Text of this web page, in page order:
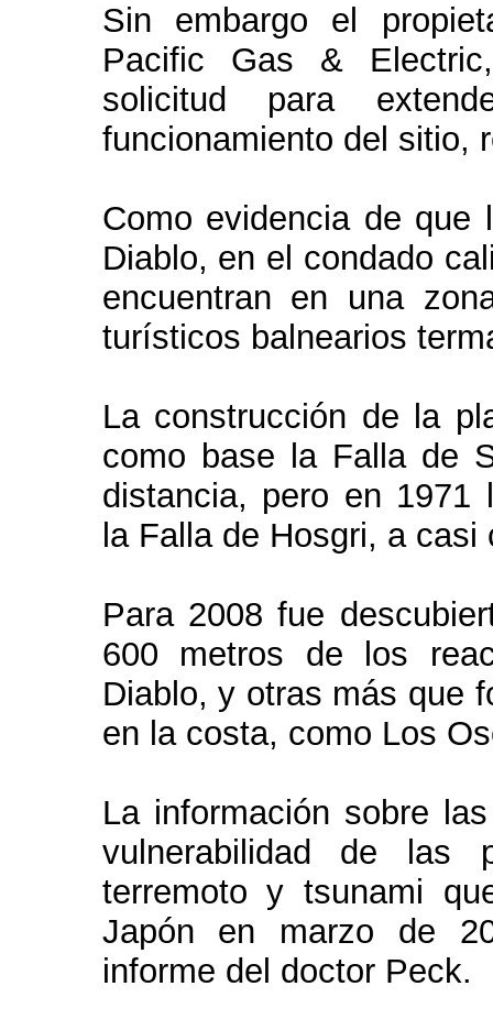
Sin embargo el
Pacific Gas &
solicitud para
funcionamiento del sitio,
Como evidencia de que
Diablo, en el condado
encuentran en una
turísticos balnearios
La construcción de la
como base la Falla de
distancia, pero en 1971
la Falla de Hosgri, a
Para 2008 fue
600 metros de los
Diablo, y otras más que
en la costa, como Los
La información sobre
vulnerabilidad de las
terremoto y tsunami
Japón en marzo de
informe del doctor Peck.